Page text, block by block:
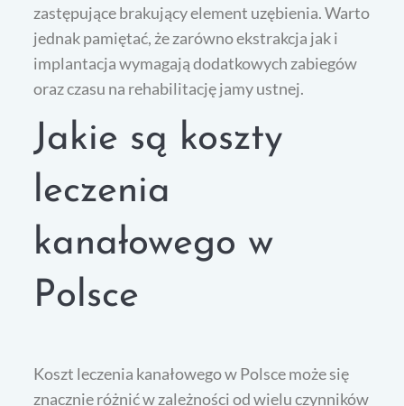
zastępujące brakujący element uzębienia. Warto
jednak pamiętać, że zarówno ekstrakcja jak i
implantacja wymagają dodatkowych zabiegów
oraz czasu na rehabilitację jamy ustnej.
Jakie są koszty
leczenia
kanałowego w
Polsce
Koszt leczenia kanałowego w Polsce może się
znacznie różnić w zależności od wielu czynników